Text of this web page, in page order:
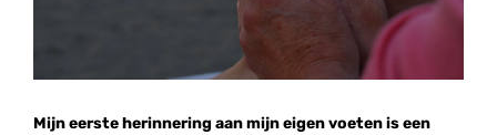
Mijn eerste herinnering aan mijn eigen voeten is een